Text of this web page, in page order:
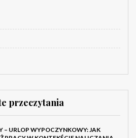
przeczytania
– URLOP WYPOCZYNKOWY: JAK